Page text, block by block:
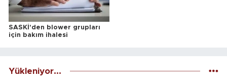
SASKİ'den blower grupları
için bakım ihalesi
Yükleniyor...